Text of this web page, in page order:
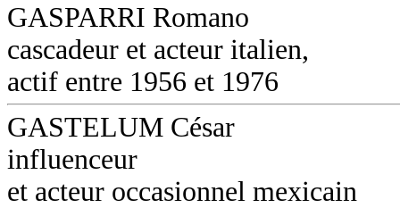
GASPARRI Romano
cascadeur et acteur italien,
actif entre 1956 et 1976
GASTELUM César
influenceur
et acteur occasionnel mexicain